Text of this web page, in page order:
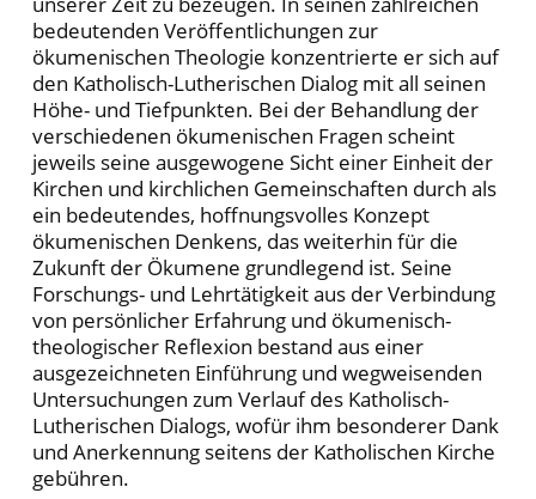
bedeutenden Veröffentlichungen zur
ökumenischen Theologie konzentrierte er sich auf
den Katholisch-Lutherischen Dialog mit all seinen
Höhe- und Tiefpunkten. Bei der Behandlung der
verschiedenen ökumenischen Fragen scheint
jeweils seine ausgewogene Sicht einer Einheit der
Kirchen und kirchlichen Gemeinschaften durch als
ein bedeutendes, hoffnungsvolles Konzept
ökumenischen Denkens, das weiterhin für die
Zukunft der Ökumene grundlegend ist. Seine
Forschungs- und Lehrtätigkeit aus der Verbindung
von persönlicher Erfahrung und ökumenisch-
theologischer Reflexion bestand aus einer
ausgezeichneten Einführung und wegweisenden
Untersuchungen zum Verlauf des Katholisch-
Lutherischen Dialogs, wofür ihm besonderer Dank
und Anerkennung seitens der Katholischen Kirche
gebühren.